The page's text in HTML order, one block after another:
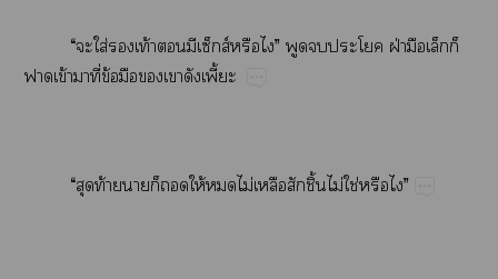
“​​ใส่​​ท้​​ส์​”​​​​ฝ่​​​​
​ข้​​ี่​ข้​​​​ี้​
“​​ท้​​​​ให้​​ไม่​​​ิ้​ไม่​ใช่​​”